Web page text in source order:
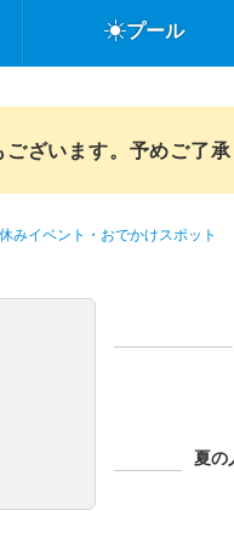
プール
ざいます。予めご了承
みイベント・おでかけスポット
夏の